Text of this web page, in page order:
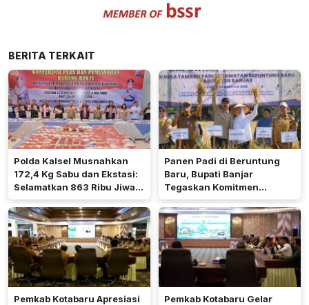
BERITA TERKAIT
Polda Kalsel Musnahkan
172,4 Kg Sabu dan Ekstasi:
Selamatkan 863 Ribu Jiwa
dan Hemat Biaya Rehab Rp.
4,3 Triliun
Panen Padi di Beruntung
Baru, Bupati Banjar
Tegaskan Komitmen
Dukung Ketahanan Pangan
Pemkab Kotabaru Apresiasi
Pemkab Kotabaru Gelar